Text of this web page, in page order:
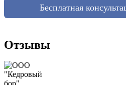
Бесплатная
Отзывы